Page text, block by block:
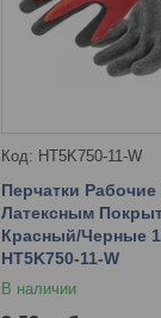
HT5K750-11-W
Перчатки Рабочие
Латексным
Красный/Черные
HT5K750-11-W
В наличии